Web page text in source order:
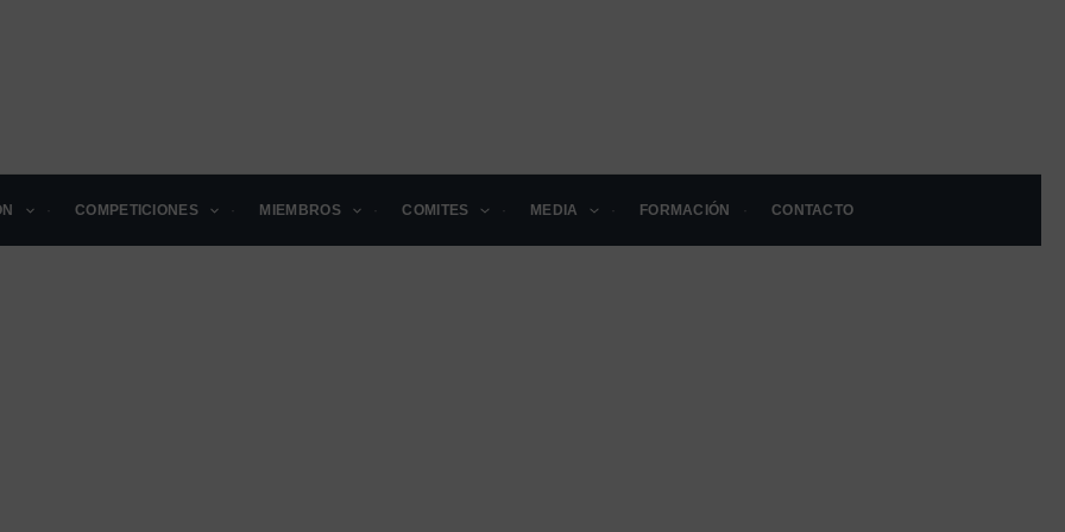
COMPETICIONES MIEMBROS COMITES MEDIA FORMACIÓN CONTACTO